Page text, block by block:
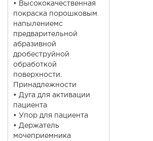
• Высококачественная
покраска порошковым
напылениемс
предварительной
абразивной
дробеструйной
обработкой
поверхности.
Принадлежности
• Дуга для активации
пациента
• Упор для пациента
• Держатель
мочеприемника